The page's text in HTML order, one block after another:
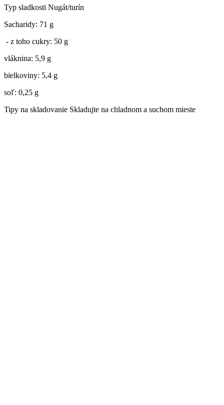
Typ sladkosti Nugát/turín
Sacharidy: 71 g
- z toho cukry: 50 g
vláknina: 5,9 g
bielkoviny: 5,4 g
soľ: 0,25 g
Tipy na skladovanie Skladujte na chladnom a suchom mieste